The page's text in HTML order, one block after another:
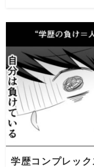
学歴コンプレッ